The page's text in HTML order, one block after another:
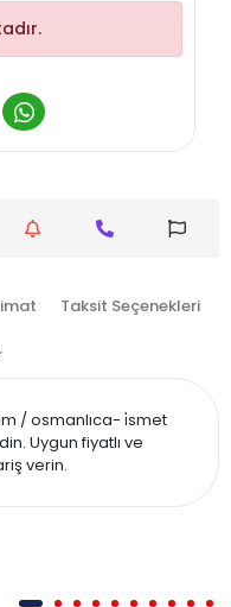
Taksit Seçenekleri
/ osmanlıca- i̇smet
Uygun fiyatlı ve
verin.